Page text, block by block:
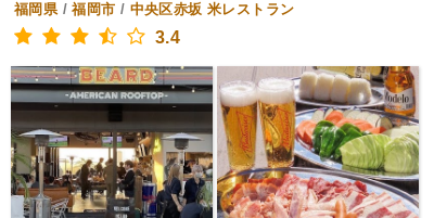
福岡県/福岡市 / 中央区赤坂 米レストラン
3.4